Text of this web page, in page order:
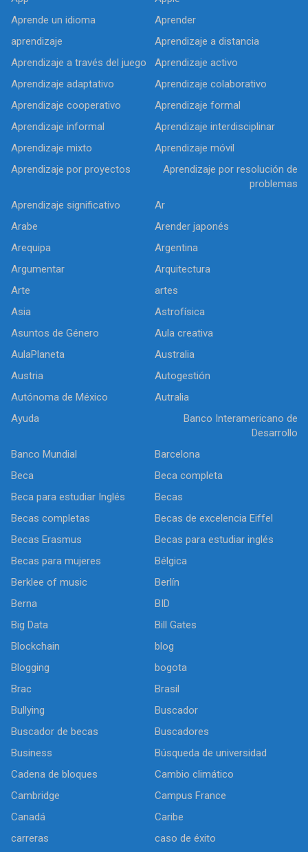
Aprende un idioma
Aprender
aprendizaje
Aprendizaje a distancia
Aprendizaje a través del juego
Aprendizaje activo
Aprendizaje adaptativo
Aprendizaje colaborativo
Aprendizaje cooperativo
Aprendizaje formal
Aprendizaje informal
Aprendizaje interdisciplinar
Aprendizaje mixto
Aprendizaje móvil
Aprendizaje por proyectos
Aprendizaje por resolución de
problemas
Aprendizaje significativo
Ar
Arabe
Arender japonés
Arequipa
Argentina
Argumentar
Arquitectura
Arte
artes
Asia
Astrofísica
Asuntos de Género
Aula creativa
AulaPlaneta
Australia
Austria
Autogestión
Autónoma de México
Autralia
Ayuda
Banco Interamericano de
Desarrollo
Banco Mundial
Barcelona
Beca
Beca completa
Beca para estudiar Inglés
Becas
Becas completas
Becas de excelencia Eiffel
Becas Erasmus
Becas para estudiar inglés
Becas para mujeres
Bélgica
Berklee of music
Berlín
Berna
BID
Big Data
Bill Gates
Blockchain
blog
Blogging
bogota
Brac
Brasil
Bullying
Buscador
Buscador de becas
Buscadores
Business
Búsqueda de universidad
Cadena de bloques
Cambio climático
Cambridge
Campus France
Canadá
Caribe
carreras
caso de éxito